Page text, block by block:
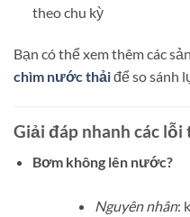
theo chu kỳ
Bạn có thể xem thêm các
chìm nước thảiđể so sánh
Giải đáp nhanh các
Bơm không lên nước?
Nguyên nhân: